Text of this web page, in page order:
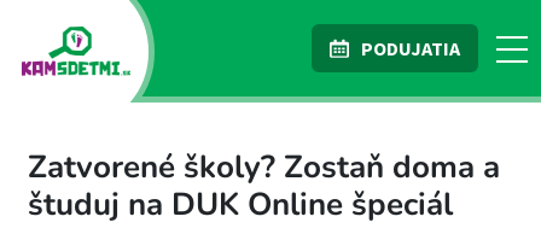
PODUJATIA
Zatvorené školy? Zostaň doma a
študuj na DUK Online špeciál